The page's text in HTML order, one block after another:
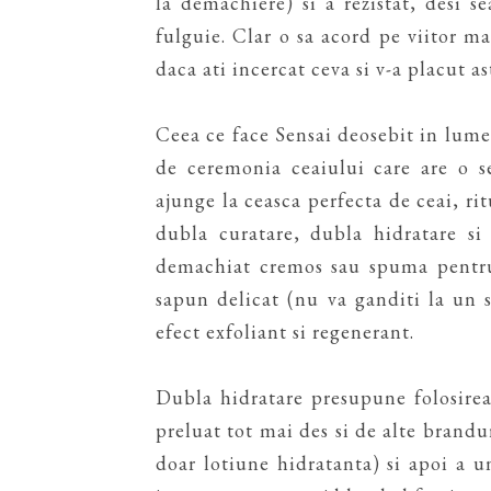
fulguie. Clar o sa acord pe viitor
daca ati incercat ceva si v-a placut
Ceea ce face Sensai deosebit in
de ceremonia ceaiului care are o
ajunge la ceasca perfecta de ceai,
dubla curatare, dubla hidratare
demachiat cremos sau spuma
sapun delicat (nu va ganditi la un
efect exfoliant si regenerant.
Dubla hidratare presupune
preluat tot mai des si de alte
doar lotiune hidratanta) si apoi a